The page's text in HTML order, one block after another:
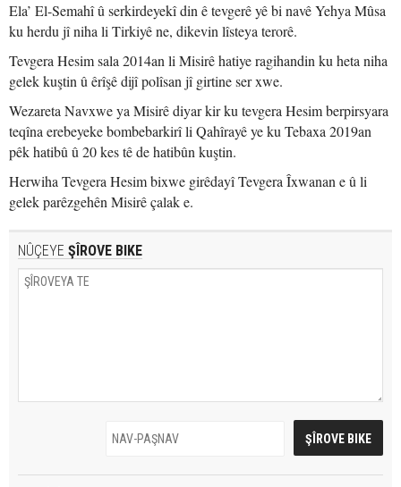
Ela’ El-Semahî û serkirdeyekî din ê tevgerê yê bi navê Yehya Mûsa
ku herdu jî niha li Tirkiyê ne, dikevin lîsteya terorê.
Tevgera Hesim sala 2014an li Misirê hatiye ragihandin ku heta niha
gelek kuştin û êrîşê dijî polîsan jî girtine ser xwe.
Wezareta Navxwe ya Misirê diyar kir ku tevgera Hesim berpirsyara
teqîna erebeyeke bombebarkirî li Qahîrayê ye ku Tebaxa 2019an
pêk hatibû û 20 kes tê de hatibûn kuştin.
Herwiha Tevgera Hesim bixwe girêdayî Tevgera Îxwanan e û li
gelek parêzgehên Misirê çalak e.
NÛÇEYE ŞÎROVE BIKE